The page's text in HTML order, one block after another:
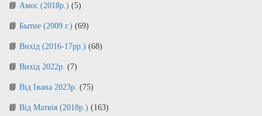
Амос (2018р.) (5)
Бытие (2009 г.) (69)
Вихід (2016-17рр.) (68)
Вихід 2022р. (7)
Від Івана 2023р. (75)
Від Матвія (2018р.) (163)